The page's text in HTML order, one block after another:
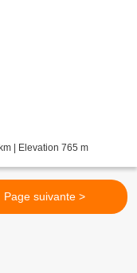
| Elevation 765 m
Page suivante >